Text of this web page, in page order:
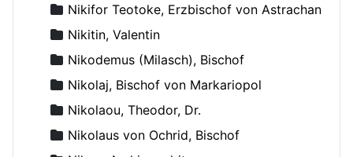
Nikifor Teotoke, Erzbischof von Astrachan
Nikitin, Valentin
Nikodemus (Milasch), Bischof
Nikolaj, Bischof von Markariopol
Nikolaou, Theodor, Dr.
Nikolaus von Ochrid, Bischof